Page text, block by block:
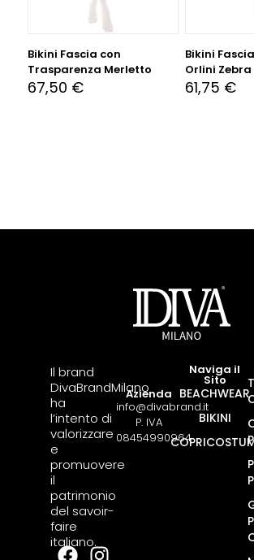
Bikini Fascia con
Trasparenza Merletto
67,50 €
Bikini
Orlini Zebra
61,75 €
Il brand
DivaBrandMilano
ha
l’intento di
valorizzare
e
promuovere
il
patrimonio
del savoir-
faire
italiano.
Azienda
info@divabrand.it
P. IVA
08454990964
Naviga il
Sito
BEACHWEAR
BIKINI